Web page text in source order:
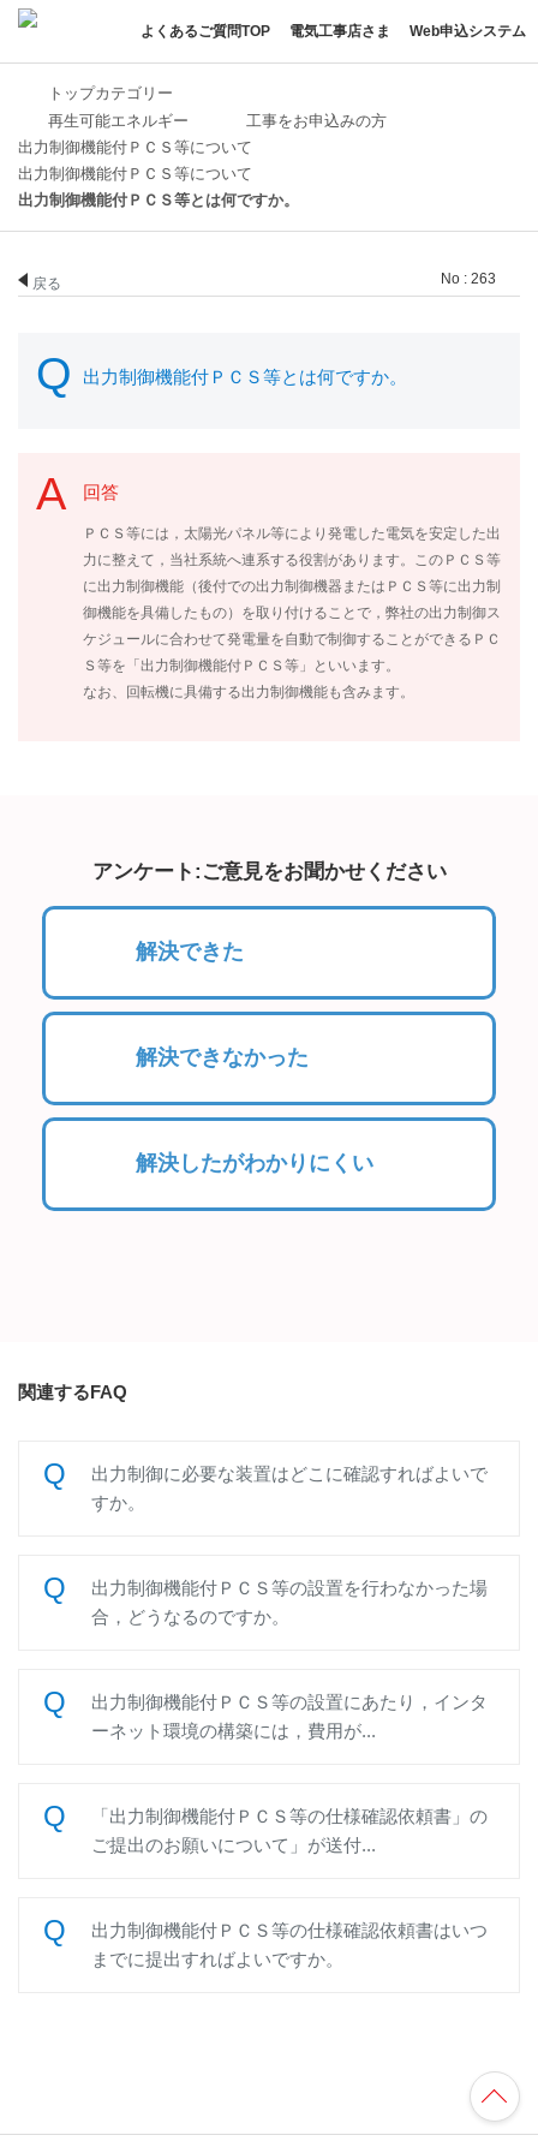
よくあるご質問TOP 電気工事店さま Web申込システム
トップカテゴリー
再生可能エネルギー
工事をお申込みの方
出力制御機能付ＰＣＳ等について
出力制御機能付ＰＣＳ等について
出力制御機能付ＰＣＳ等とは何ですか。
戻る No : 263
出力制御機能付ＰＣＳ等とは何ですか。
回答
ＰＣＳ等には，太陽光パネル等により発電した電気を安定した出
力に整えて，当社系統へ連系する役割があります。このＰＣＳ等
に出力制御機能（後付での出力制御機器またはＰＣＳ等に出力制
御機能を具備したもの）を取り付けることで，弊社の出力制御ス
ケジュールに合わせて発電量を自動で制御することができるＰＣ
Ｓ等を「出力制御機能付ＰＣＳ等」といいます。
なお、回転機に具備する出力制御機能も含みます。
アンケート:ご意見をお聞かせください
解決できた
解決できなかった
解決したがわかりにくい
関連するFAQ
出力制御に必要な装置はどこに確認すればよいで
すか。
出力制御機能付ＰＣＳ等の設置を行わなかった場
合，どうなるのですか。
出力制御機能付ＰＣＳ等の設置にあたり，インタ
ーネット環境の構築には，費用が...
「出力制御機能付ＰＣＳ等の仕様確認依頼書」の
ご提出のお願いについて」が送付...
出力制御機能付ＰＣＳ等の仕様確認依頼書はいつ
までに提出すればよいですか。
TO
P
へ